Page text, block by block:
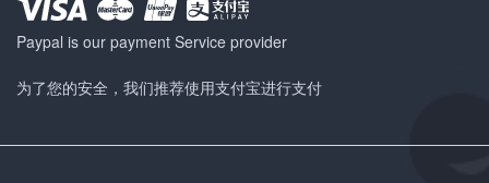
Paypal is our payment Service provider
为了您的安全，我们推荐使用支付宝进行支付